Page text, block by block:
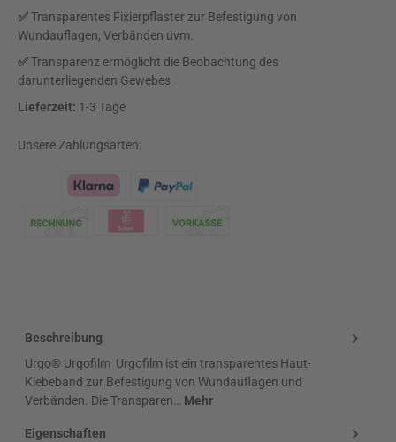
✅Transparentes Fixierpflaster zur Befestigung von
Wundauflagen, Verbänden uvm.
✅Transparenz ermöglicht die Beobachtung des
darunterliegenden Gewebes
Lieferzeit: 1-3 Tage
Unsere Zahlungsarten:
Beschreibung
Urgo® Urgofilm Urgofilm ist ein transparentes Haut-
Klebeband zur Befestigung von Wundauflagen und
Verbänden. Die Transparen… Mehr
Eigenschaften